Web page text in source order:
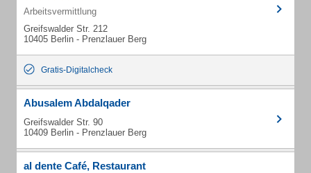
Arbeitsvermittlung
Greifswalder Str. 212
10405 Berlin - Prenzlauer Berg
Gratis-Digitalcheck
Abusalem Abdalqader
Greifswalder Str. 90
10409 Berlin - Prenzlauer Berg
al dente Café, Restaurant